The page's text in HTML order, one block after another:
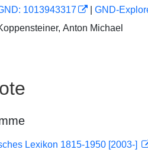
1013943317 GND-
Anton Michael
Lexikon 1815-1950 [2003-]